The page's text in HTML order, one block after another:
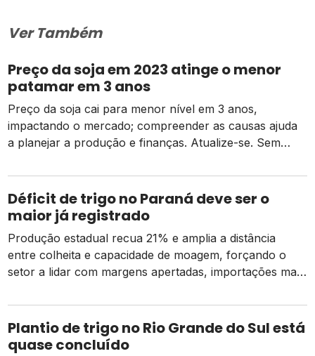
Ver Também
Preço da soja em 2023 atinge o menor
patamar em 3 anos
Preço da soja cai para menor nível em 3 anos,
impactando o mercado; compreender as causas ajuda
a planejar a produção e finanças. Atualize-se. Sem
conteúdo. O preço da soja segue em queda pelo sétimo
mês consecutivo, e produtores já não podem mais
segurar as […]
Déficit de trigo no Paraná deve ser o
maior já registrado
Produção estadual recua 21% e amplia a distância
entre colheita e capacidade de moagem, forçando o
setor a lidar com margens apertadas, importações mais
Plantio de trigo no Rio Grande do Sul está
quase concluído